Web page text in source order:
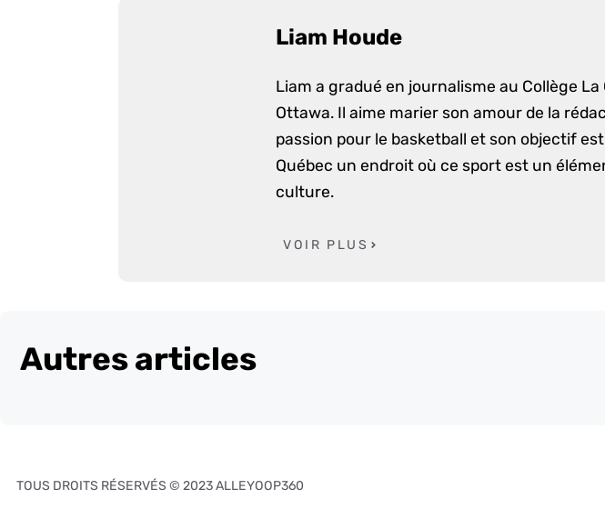
Liam Houde
Liam a gradué en journalisme au Collège La
Ottawa. Il aime marier son amour de la
passion pour le basketball et son objectif
Québec un endroit où ce sport est un
culture.
VOIR PLUS
Autres articles
TOUS DROITS RÉSERVÉS © 2023 ALLEYOOP360